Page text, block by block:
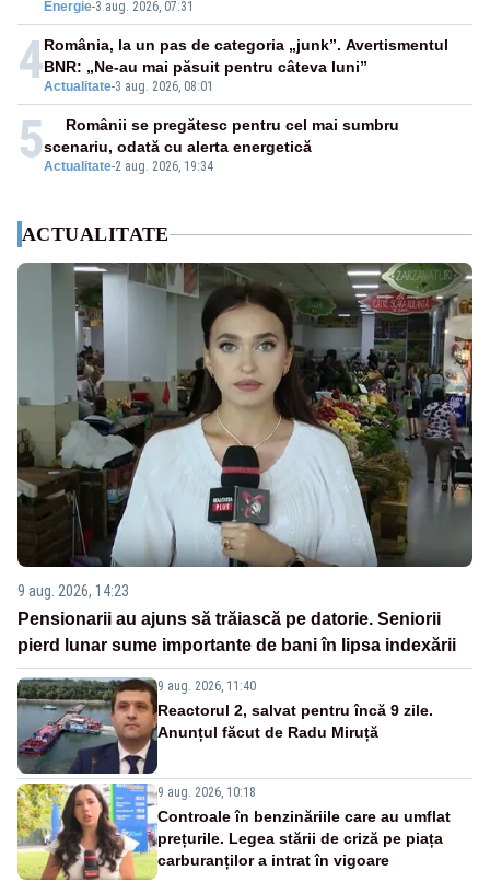
Energie-3 aug. 2026, 07:31
4Actualitate-3 aug. 2026, 08:01
România, la un pas de categoria „junk”. Avertismentul
BNR: „Ne-au mai păsuit pentru câteva luni”
5Actualitate-2 aug. 2026, 19:34
Românii se pregătesc pentru cel mai sumbru
scenariu, odată cu alerta energetică
ACTUALITATE
9 aug. 2026, 14:23
Pensionarii au ajuns să trăiască pe datorie. Seniorii
pierd lunar sume importante de bani în lipsa indexării
9 aug. 2026, 11:40
Reactorul 2, salvat pentru încă 9 zile.
Anunțul făcut de Radu Miruță
9 aug. 2026, 10:18
Controale în benzinăriile care au umflat
prețurile. Legea stării de criză pe piața
carburanților a intrat în vigoare